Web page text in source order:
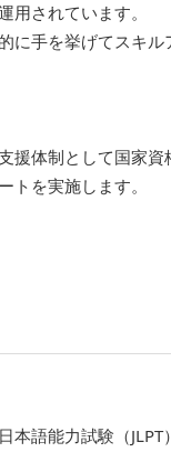
されています。
に手を挙げてスキル
援体制として国家資
を実施します。
本語能力試験（JLPT